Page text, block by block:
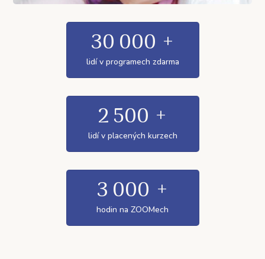
30 000 +
lidí v programech zdarma
2 500 +
lidí v placených kurzech
3 000 +
hodin na ZOOMech